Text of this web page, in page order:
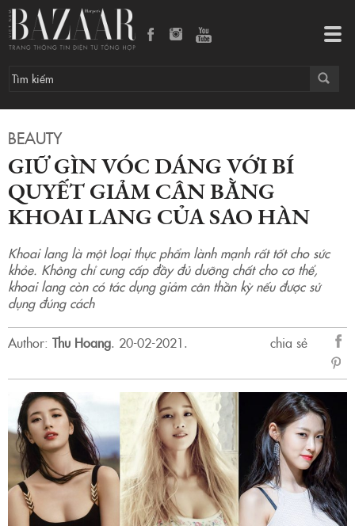
BEAUTY
GIỮ GÌN VÓC DÁNG VỚI BÍ
QUYẾT GIẢM CÂN BẰNG
KHOAI LANG CỦA SAO HÀN
Khoai lang là một loại thực phẩm lành mạnh rất tốt cho sức
khỏe. Không chỉ cung cấp đầy đủ dưỡng chất cho cơ thể,
khoai lang còn có tác dụng giảm cân thần kỳ nếu được sử
dụng đúng cách
Author: Thu Hoang. 20-02-2021.
chia sẻ
sẻ